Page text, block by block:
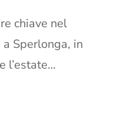
chiave nel
Sperlonga, in
l’estate…